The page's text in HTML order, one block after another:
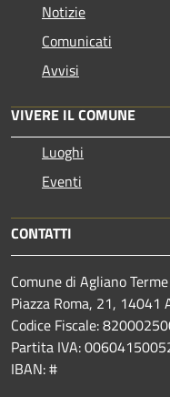
Notizie
Comunicati
Avvisi
VIVERE IL COMUNE
Luoghi
Eventi
CONTATTI
Comune di Agliano Terme
Piazza Roma, 21, 14041
Codice Fiscale:
Partita IVA:
IBAN: #